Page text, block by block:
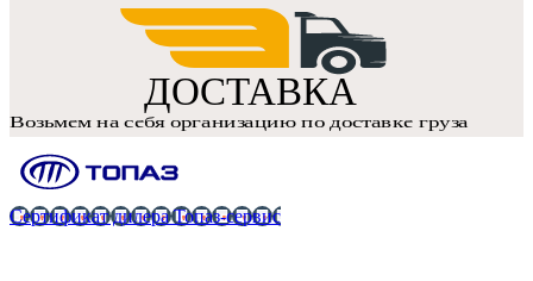
Сертификат дилера Топаз-сервис